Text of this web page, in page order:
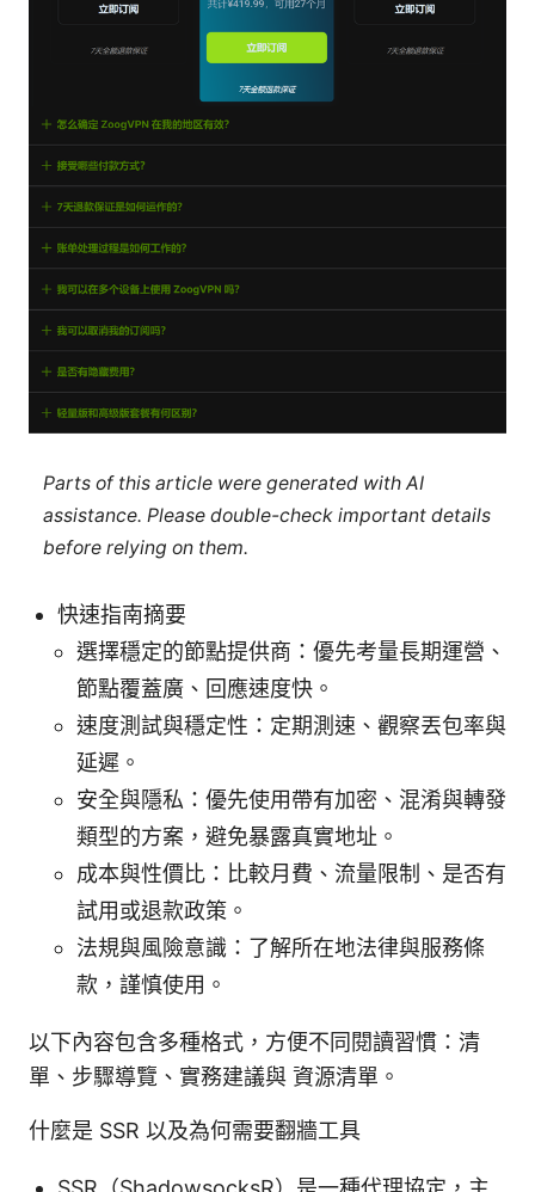
Parts of this article were generated with AI
assistance. Please double-check important details
before relying on them.
快速指南摘要
選擇穩定的節點提供商：優先考量長期運營、
節點覆蓋廣、回應速度快。
速度測試與穩定性：定期測速、觀察丟包率與
延遲。
安全與隱私：優先使用帶有加密、混淆與轉發
類型的方案，避免暴露真實地址。
成本與性價比：比較月費、流量限制、是否有
試用或退款政策。
法規與風險意識：了解所在地法律與服務條
款，謹慎使用。
以下內容包含多種格式，方便不同閱讀習慣：清
單、步驟導覽、實務建議與 資源清單。
什麼是 SSR 以及為何需要翻牆工具